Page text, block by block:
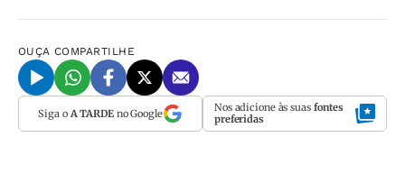
OUÇA COMPARTILHE
Siga o A TARDEno Google Nos adicione às suas fontes
preferidas